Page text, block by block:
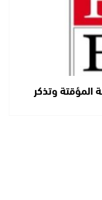
المؤقتة وتذكر